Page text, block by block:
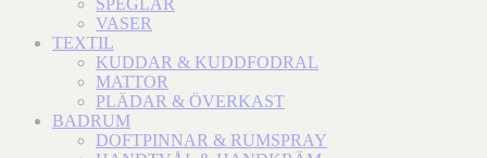
SPEGLAR
VASER
TEXTIL
KUDDAR & KUDDFODRAL
MATTOR
PLÄDAR & ÖVERKAST
BADRUM
DOFTPINNAR & RUMSPRAY